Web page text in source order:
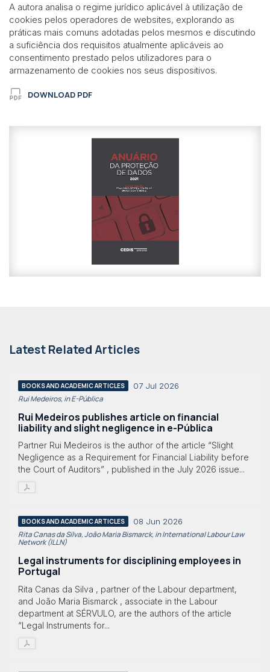
A autora analisa o regime jurídico aplicável à utilização de
cookies pelos operadores de websites, explorando as
práticas mais comuns adotadas pelos mesmos e discutindo
a suficiência dos requisitos atualmente aplicáveis ao
consentimento prestado pelos utilizadores para o
armazenamento de cookies nos seus dispositivos.
DOWNLOAD PDF
Latest Related Articles
BOOKS AND ACADEMIC ARTICLES 07 Jul 2026
Rui Medeiros, in E-Pública
Rui Medeiros publishes article on financial
liability and slight negligence in e-Pública
Partner Rui Medeiros is the author of the article “Slight
Negligence as a Requirement for Financial Liability before
the Court of Auditors” , published in the July 2026 issue...
BOOKS AND ACADEMIC ARTICLES 08 Jun 2026
Rita Canas da Silva, João Maria Bismarck, in International Labour Law
Network (ILLN)
Legal instruments for disciplining employees in
Portugal
Rita Canas da Silva , partner of the Labour department,
and João Maria Bismarck , associate in the Labour
department at SÉRVULO, are the authors of the article
“Legal Instruments for...